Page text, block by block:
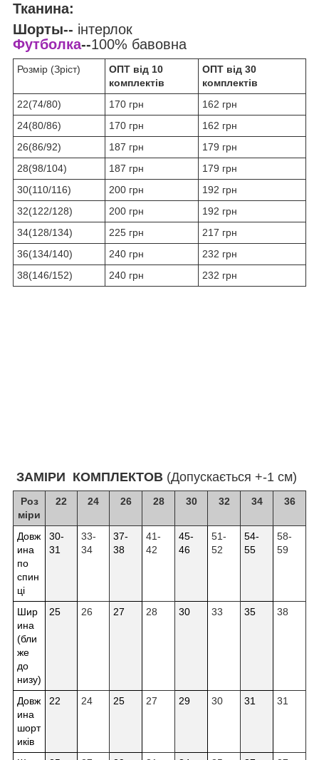
Тканина:
Шорты-- інтерлок
Футболка--100% бавовна
Розмір (Зріст)
ОПТ від 10
комплектів
ОПТ від 30
комплектів
22(74/80)
170 грн
162 грн
24(80/86)
170 грн
162 грн
26(86/92)
187 грн
179 грн
28(98/104)
187 грн
179 грн
30(110/116)
200 грн
192 грн
32(122/128)
200 грн
192 грн
34(128/134)
225 грн
217 грн
36(134/140)
240 грн
232 грн
38(146/152)
240 грн 232 грн
ЗАМІРИ КОМПЛЕКТОВ (Допускається +-1 см)
Роз
міри
22 24 26 28 30 32 34 36
Довж
ина
по
спин
ці
30-
31
33-
34
37-
38
41-
42
45-
46
51-
52
54-
55
58-
59
Шир
ина
(бли
же
до
низу)
25 26 27 28 30 33 35 38
Довж
ина
шорт
иків
22 24 25 27 29 30 31 31